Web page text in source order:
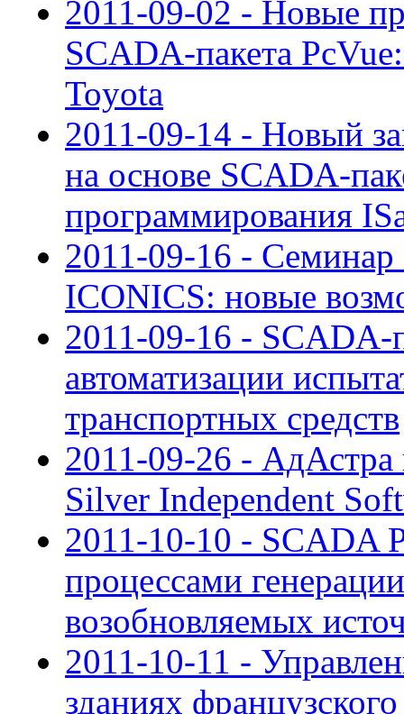
2011-09-02 - Новые
SCADA-пакета
Toyota
2011-09-14 - Новый
на основе SCADA-
программирования
2011-09-16 -
ICONICS: новые
2011-09-16 - SCADA-
автоматизации
транспортных средств
2011-09-26 - АдАстра
Silver Independent
2011-10-10 - SCADA
процессами
возобновляемых
2011-10-11 -
зданиях